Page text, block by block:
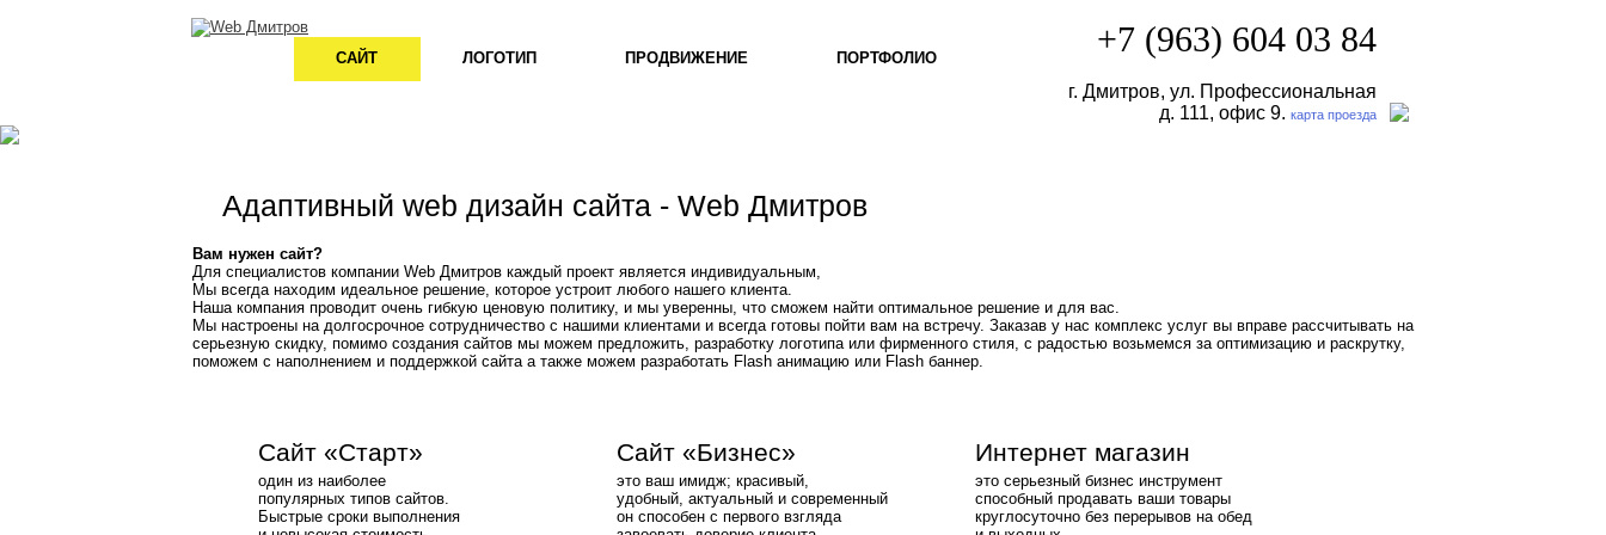
САЙТ ЛОГОТИП ПРОДВИЖЕНИЕ ПОРТФОЛИО +7 (963) 604 03 84
г. Дмитров, ул. Профессиональная
д. 111, офис 9.карта проезда
Адаптивный web дизайн сайта - Web Дмитров
Вам нужен сайт?
Для специалистов компании Web Дмитров каждый проект является индивидуальным,
Мы всегда находим идеальное решение, которое устроит любого нашего клиента.
Наша компания проводит очень гибкую ценовую политику, и мы уверенны, что сможем найти оптимальное решение и для вас.
Мы настроены на долгосрочное сотрудничество с нашими клиентами и всегда готовы пойти вам на встречу. Заказав у нас комплекс услуг вы вправе рассчитывать на
серьезную скидку, помимо создания сайтов мы можем предложить, разработку логотипа или фирменного стиля, с радостью возьмемся за оптимизацию и раскрутку,
поможем с наполнением и поддержкой сайта а также можем разработать Flash анимацию или Flash баннер.
Сайт «Старт»
один из наиболее
популярных типов сайтов.
Быстрые сроки выполнения
Сайт «Бизнес»
это ваш имидж; красивый,
удобный, актуальный и современный
он способен с первого взгляда
Интернет магазин
это серьезный бизнес инструмент
способный продавать ваши товары
круглосуточно без перерывов на обед